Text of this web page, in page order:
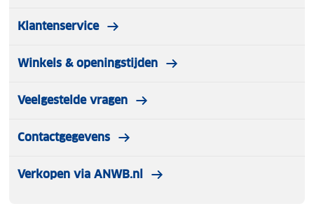
Klantenservice
Winkels & openingstijden
Veelgestelde vragen
Contactgegevens
Verkopen via ANWB.nl